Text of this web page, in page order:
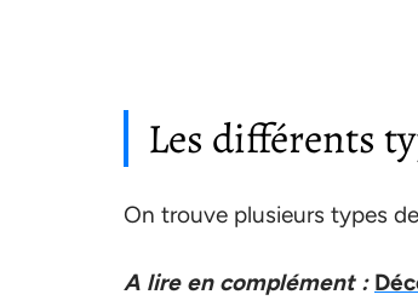
Les différents
On trouve plusieurs types
A lire en complément :